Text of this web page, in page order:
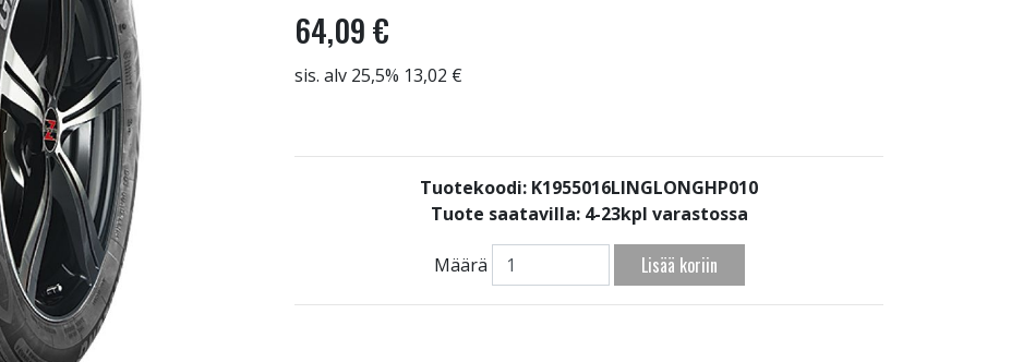
64,09 €
sis. alv 25,5% 13,02 €
Tuotekoodi: K1955016LINGLONGHP010
Tuote saatavilla: 4-23kpl varastossa
Määrä Lisää koriin